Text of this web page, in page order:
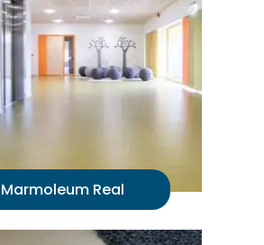
Marmoleum Real